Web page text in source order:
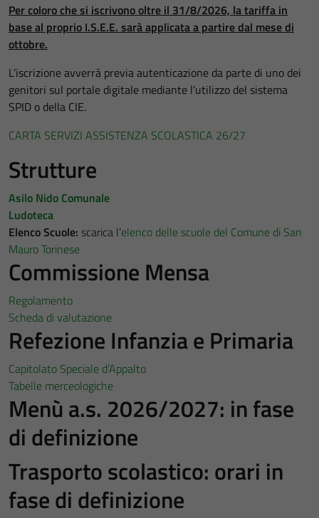
Per coloro che si iscrivono oltre il 31/8/2026, la tariffa in
base al proprio I.S.E.E. sarà applicata a partire dal mese di
ottobre.
L’iscrizione avverrà previa autenticazione da parte di uno dei
genitori sul portale digitale mediante l’utilizzo del sistema
SPID o della CIE.
CARTA SERVIZI ASSISTENZA SCOLASTICA 26/27
Strutture
Asilo Nido Comunale
Ludoteca
Elenco Scuole: scarica l’elenco delle scuole del Comune di San
Mauro Torinese
Commissione Mensa
Regolamento
Scheda di valutazione
Refezione Infanzia e Primaria
Capitolato Speciale d’Appalto
Tabelle merceologiche
Menù a.s. 2026/2027: in fase
di definizione
Trasporto scolastico: orari in
fase di definizione